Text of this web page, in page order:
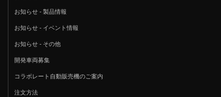
お知らせ - 製品情報
お知らせ - イベント情報
お知らせ - その他
開発車両募集
コラボレート自動販売機のご案内
注文方法